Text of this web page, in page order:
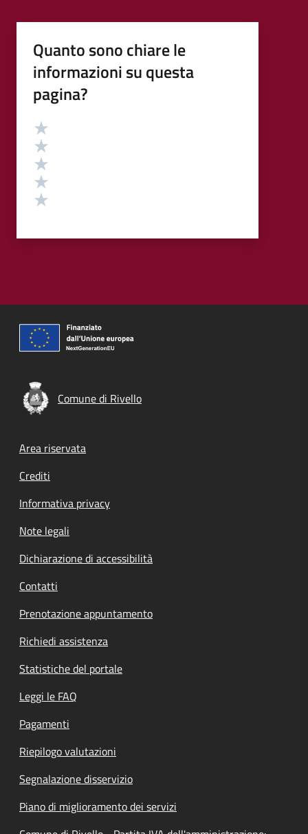
Quanto sono chiare le
informazioni su questa
pagina?
Valutazione
Comune di Rivello
Footer menu
Area riservata
Crediti
Informativa privacy
Note legali
Dichiarazione di accessibilità
Contatti
Prenotazione appuntamento
Richiedi assistenza
Statistiche del portale
Leggi le FAQ
Pagamenti
Riepilogo valutazioni
Segnalazione disservizio
Piano di miglioramento dei servizi